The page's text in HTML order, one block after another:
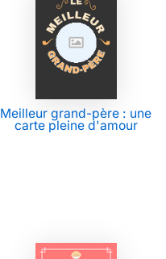
Meilleur grand-père : une
carte pleine d'amour